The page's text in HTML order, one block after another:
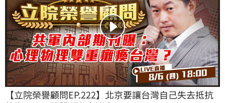
【立院榮譽顧問EP.222】北京要讓台灣自己失去抵抗